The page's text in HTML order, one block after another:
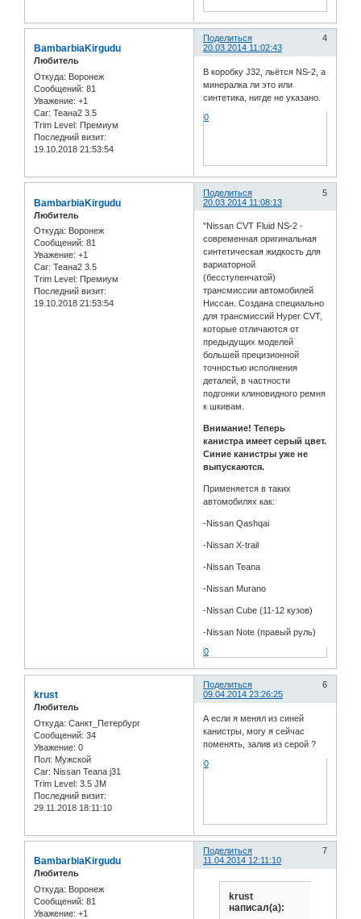
Поделиться
4
20.03.2014 11:02:43
BambarbiaKirgudu
Любитель
Откуда: Воронеж
Сообщений: 81
Уважение: +1
Car: Теана2 3.5
Trim Level: Премиум
Последний визит:
19.10.2018 21:53:54
В коробку J32, льётся NS-2, а
минералка ли это или
синтетика, нигде не указано.
0
Поделиться
5
20.03.2014 11:08:13
BambarbiaKirgudu
Любитель
Откуда: Воронеж
Сообщений: 81
Уважение: +1
Car: Теана2 3.5
Trim Level: Премиум
Последний визит:
19.10.2018 21:53:54
"Nissan CVT Fluid NS-2 -
современная оригинальная
синтетическая жидкость для
вариаторной
(бесступенчатой)
трансмиссии автомобилей
Ниссан. Создана специально
для трансмиссий Hyper CVT,
которые отличаются от
предыдущих моделей
большей прецизионной
точностью исполнения
деталей, в частности
подгонки клиновидного ремня
к шкивам.
Внимание! Теперь
канистра имеет серый цвет.
Синие канистры уже не
выпускаются.
Применяется в таких
автомобилях как:
-Nissan Qashqai
-Nissan X-trail
-Nissan Teana
-Nissan Murano
-Nissan Cube (11-12 кузов)
-Nissan Note (правый руль)
0
Поделиться
6
09.04.2014 23:26:25
krust
Любитель
Откуда: Санкт_Петербург
Сообщений: 34
Уважение: 0
Пол: Мужской
Car: Nissan Teana j31
Trim Level: 3.5 JM
Последний визит:
29.11.2018 18:11:10
А если я менял из синей
канистры, могу я сейчас
поменять, залив из серой ?
0
Поделиться
7
11.04.2014 12:11:10
BambarbiaKirgudu
Любитель
Откуда: Воронеж
Сообщений: 81
Уважение: +1
krust
написал(а):